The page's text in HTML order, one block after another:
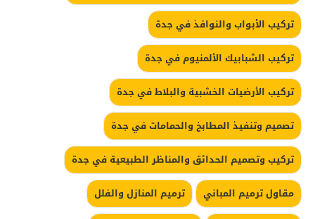
تركيب الأبواب والنوافذ في جدة
تركيب الشبابيك الألمنيوم في جدة
تركيب الأرضيات الخشبية والبلاط في جدة
تصميم وتنفيذ المطابخ والحمامات في جدة
تركيب وتصميم الحدائق والمناظر الطبيعية في جدة
مقاول ترميم المباني
ترميم المنازل والفلل